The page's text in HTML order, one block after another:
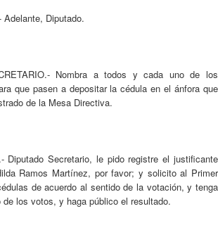
Diputado.
Nombra a todos y cada uno de los
que pasen a depositar la cédula en el ánfora que
de la Mesa Directiva.
Diputado Secretario, le pido registre el justificante
Ramos Martínez, por favor; y solicito al Primer
de acuerdo al sentido de la votación, y tenga
los votos, y haga público el resultado.